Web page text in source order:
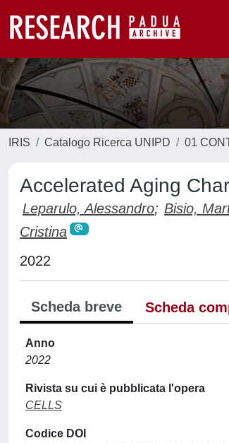
IRIS Catalogo Ricerca UNIPD 01
Accelerated Aging
Leparulo, Alessandro; Bisio,
Cristina
2022
Scheda breve Scheda
Anno
2022
Rivista su cui è pubblicata l'opera
CELLS
Codice DOI